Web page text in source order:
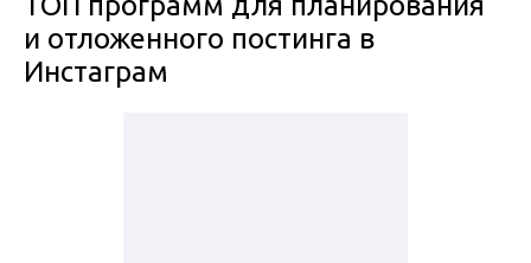
и отложенного постинга в
Инстаграм